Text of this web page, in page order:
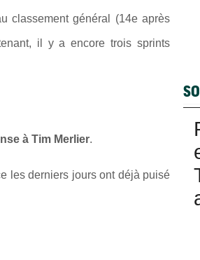
classement général (14e après
il y a encore trois sprints
à Tim Merlier.
les derniers jours ont déjà puisé